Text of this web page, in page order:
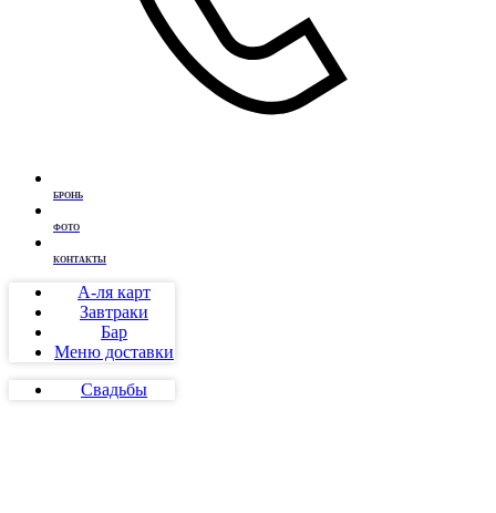
БРОНЬ
ФОТО
КОНТАКТЫ
А-ля карт
Завтраки
Бар
Меню доставки
Свадьбы